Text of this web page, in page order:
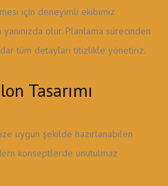
için deneyimli ekibimiz
olur. Planlama sürecinden
tüm detayları titizlikle yönetiriz.
Tasarımı
uygun şekilde hazırlanabilen
konseptlerde unutulmaz